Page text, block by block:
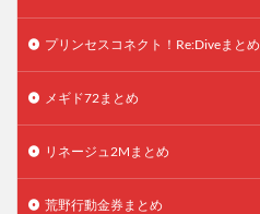
プリンセスコネクト！Re:Diveまとめ
メギド72まとめ
リネージュ2Mまとめ
荒野行動金券まとめ